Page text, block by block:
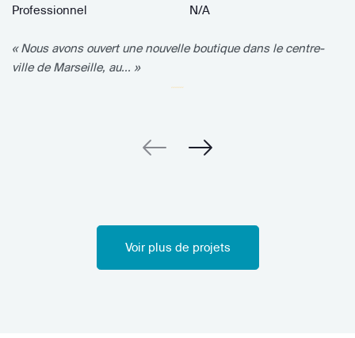
Professionnel
N/A
« Nous avons ouvert une nouvelle boutique dans le centre-
ville de Marseille, au... »
Voir plus de projets